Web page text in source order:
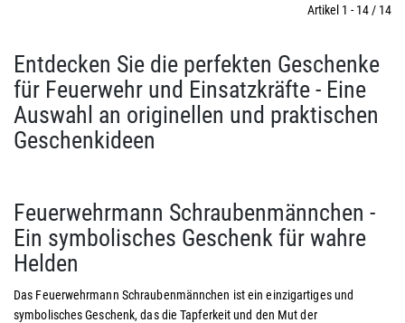
Artikel 1 - 14 / 14
Entdecken Sie die perfekten Geschenke
für Feuerwehr und Einsatzkräfte - Eine
Auswahl an originellen und praktischen
Geschenkideen
Feuerwehrmann Schraubenmännchen -
Ein symbolisches Geschenk für wahre
Helden
Das Feuerwehrmann Schraubenmännchen ist ein einzigartiges und
symbolisches Geschenk, das die Tapferkeit und den Mut der